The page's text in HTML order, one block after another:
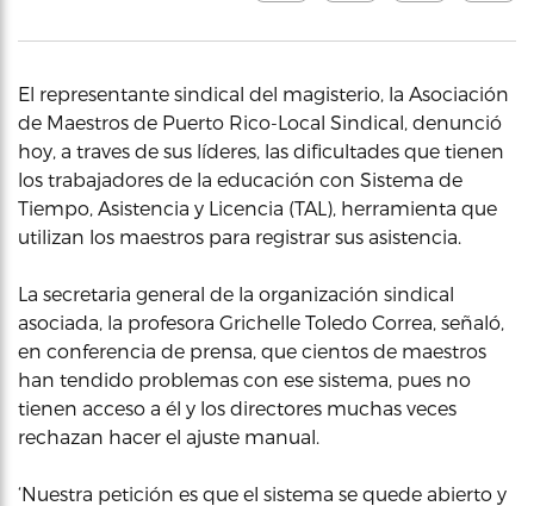
El representante sindical del magisterio, la Asociación
de Maestros de Puerto Rico-Local Sindical, denunció
hoy, a traves de sus líderes, las dificultades que tienen
los trabajadores de la educación con Sistema de
Tiempo, Asistencia y Licencia (TAL), herramienta que
utilizan los maestros para registrar sus asistencia.
La secretaria general de la organización sindical
asociada, la profesora Grichelle Toledo Correa, señaló,
en conferencia de prensa, que cientos de maestros
han tendido problemas con ese sistema, pues no
tienen acceso a él y los directores muchas veces
rechazan hacer el ajuste manual.
‘Nuestra petición es que el sistema se quede abierto y